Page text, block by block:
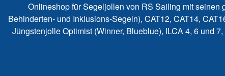
Onlineshop für Segeljollen von RS Sailing mit seinen
Behinderten- und Inklusions-Segeln), CAT12, CAT14,
Jüngstenjolle Optimist (Winner, Blueblue), ILCA 4, 6 und